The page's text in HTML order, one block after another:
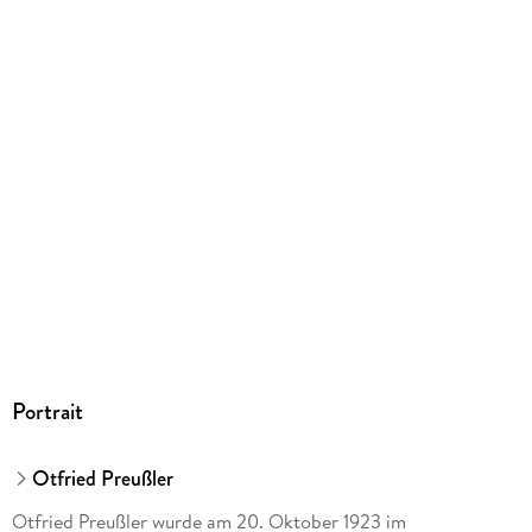
Portrait
Otfried Preußler
Otfried Preußler wurde am 20. Oktober 1923 im